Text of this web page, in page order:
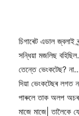
চিগাৰেট এডাল জ্বলাই
সন্ধিয়া মজলিছ
তেন্তে ভেংকটেছ?
দিয়া ভেংকটেছৰ লগত
পাৰুলে তাক অলপ
মাজে মাজে| তালৈকে